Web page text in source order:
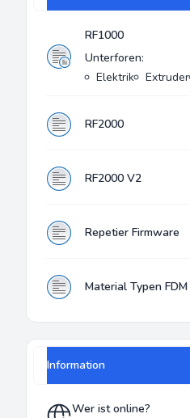
RF1000
Unterforen:
Elektrik
Extruder
RF2000
RF2000 V2
Repetier Firmware
Material Typen FDM
Information
Wer ist online?